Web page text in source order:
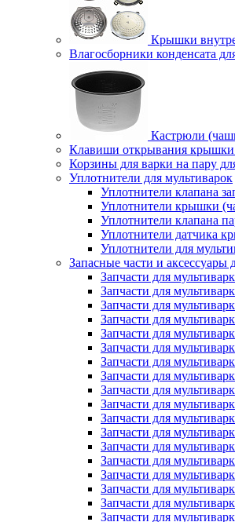
Крышки
Влагосборники конденсата
Кастрюли
Клавиши открывания крышки
Корзины для варки на пару
Уплотнители для мультиварок
Уплотнители клапана
Уплотнители крышки
Уплотнители клапана
Уплотнители датчика
Уплотнители для
Запасные части и аксессуары
Запчасти для
Запчасти для
Запчасти для
Запчасти для
Запчасти для
Запчасти для
Запчасти для
Запчасти для
Запчасти для
Запчасти для
Запчасти для
Запчасти для
Запчасти для
Запчасти для
Запчасти для
Запчасти для
Запчасти для
Запчасти для